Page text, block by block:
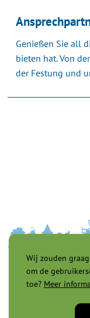
Wij zouden
om de
toe? Meer
Genießen Sie all
bieten hat. Von
der Festung und